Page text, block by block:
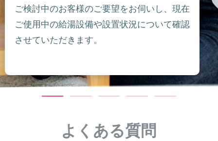
ご検討中のお客様のご要望をお伺いし、現在
ご使用中の給湯設備や設置状況について確認
させていただきます。
よくある質問